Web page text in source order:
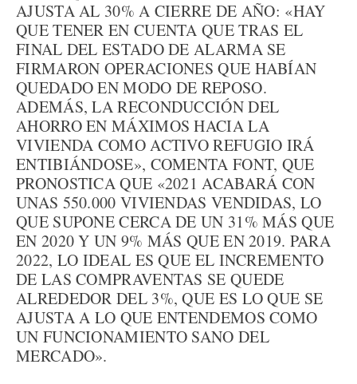
AJUSTA AL 30% A CIERRE DE AÑO: «HAY
QUE TENER EN CUENTA QUE TRAS EL
FINAL DEL ESTADO DE ALARMA SE
FIRMARON OPERACIONES QUE HABÍAN
QUEDADO EN MODO DE REPOSO.
ADEMÁS, LA RECONDUCCIÓN DEL
AHORRO EN MÁXIMOS HACIA LA
VIVIENDA COMO ACTIVO REFUGIO IRÁ
ENTIBIÁNDOSE», COMENTA FONT, QUE
PRONOSTICA QUE «2021 ACABARÁ CON
UNAS 550.000 VIVIENDAS VENDIDAS, LO
QUE SUPONE CERCA DE UN 31% MÁS QUE
EN 2020 Y UN 9% MÁS QUE EN 2019. PARA
2022, LO IDEAL ES QUE EL INCREMENTO
DE LAS COMPRAVENTAS SE QUEDE
ALREDEDOR DEL 3%, QUE ES LO QUE SE
AJUSTA A LO QUE ENTENDEMOS COMO
UN FUNCIONAMIENTO SANO DEL
MERCADO».